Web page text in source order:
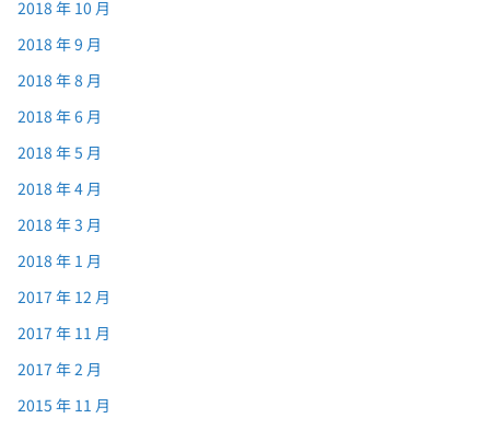
2018 年 10 月
2018 年 9 月
2018 年 8 月
2018 年 6 月
2018 年 5 月
2018 年 4 月
2018 年 3 月
2018 年 1 月
2017 年 12 月
2017 年 11 月
2017 年 2 月
2015 年 11 月